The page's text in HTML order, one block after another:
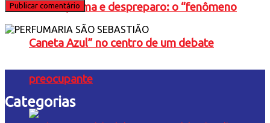
Política, fama e despreparo: o “fenômeno
Caneta Azul” no centro de um debate
preocupante
Categorias